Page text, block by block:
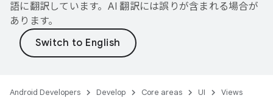
語に翻訳しています。AI 翻訳には誤りが含まれる場合が
あります。
Android Developers Develop Core areas UI Views